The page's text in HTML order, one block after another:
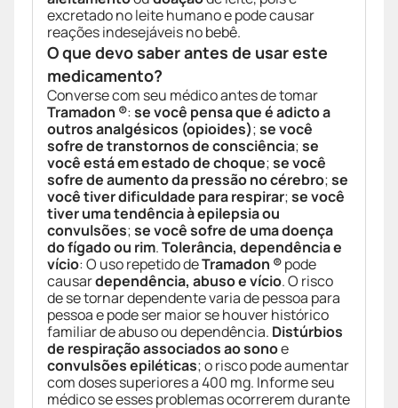
excretado no leite humano e pode causar
reações indesejáveis no bebê.
O que devo saber antes de usar este
medicamento?
Converse com seu médico antes de tomar
Tramadon ®:se você pensa que é adicto a
outros analgésicos (opioides);se você
sofre de transtornos de consciência;se
você está em estado de choque;se você
sofre de aumento da pressão no cérebro;se
você tiver dificuldade para respirar;se você
tiver uma tendência à epilepsia ou
convulsões;se você sofre de uma doença
do fígado ou rim.Tolerância, dependência e
vício: O uso repetido deTramadon ®pode
causardependência, abuso e vício. O risco
de se tornar dependente varia de pessoa para
pessoa e pode ser maior se houver histórico
familiar de abuso ou dependência. Distúrbios
de respiração associados ao sonoe
convulsões epiléticas; o risco pode aumentar
com doses superiores a 400 mg. Informe seu
médico se esses problemas ocorrerem durante